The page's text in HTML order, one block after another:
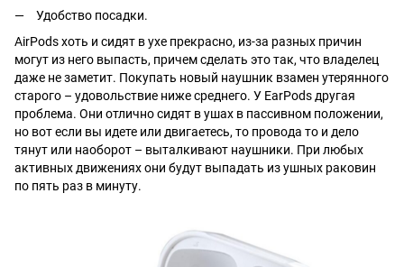
Удобство посадки.
AirPods хоть и сидят в ухе прекрасно, из-за разных причин
могут из него выпасть, причем сделать это так, что владелец
даже не заметит. Покупать новый наушник взамен утерянного
старого – удовольствие ниже среднего. У EarPods другая
проблема. Они отлично сидят в ушах в пассивном положении,
но вот если вы идете или двигаетесь, то провода то и дело
тянут или наоборот – выталкивают наушники. При любых
активных движениях они будут выпадать из ушных раковин
по пять раз в минуту.